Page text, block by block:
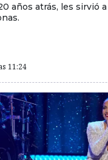
años atrás, les sirvió
11:24